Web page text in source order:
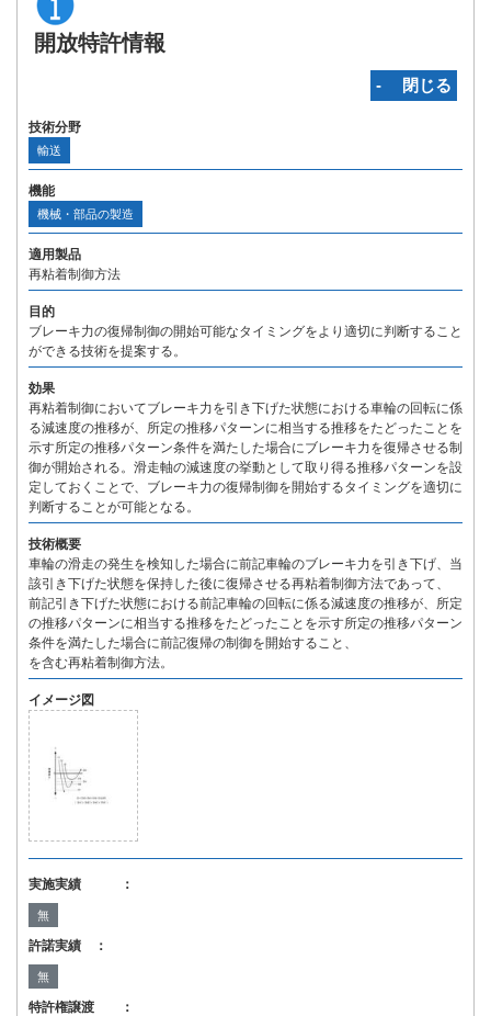
開放特許情報
‐ 閉じる
技術分野
輸送
機能
機械・部品の製造
適用製品
再粘着制御方法
目的
ブレーキ力の復帰制御の開始可能なタイミングをより適切に判断すること
ができる技術を提案する。
効果
再粘着制御においてブレーキ力を引き下げた状態における車輪の回転に係
る減速度の推移が、所定の推移パターンに相当する推移をたどったことを
示す所定の推移パターン条件を満たした場合にブレーキ力を復帰させる制
御が開始される。滑走軸の減速度の挙動として取り得る推移パターンを設
定しておくことで、ブレーキ力の復帰制御を開始するタイミングを適切に
判断することが可能となる。
技術概要
車輪の滑走の発生を検知した場合に前記車輪のブレーキ力を引き下げ、当
該引き下げた状態を保持した後に復帰させる再粘着制御方法であって、
前記引き下げた状態における前記車輪の回転に係る減速度の推移が、所定
の推移パターンに相当する推移をたどったことを示す所定の推移パターン
条件を満たした場合に前記復帰の制御を開始すること、
を含む再粘着制御方法。
イメージ図
実施実績 ：
無
許諾実績 ：
無
特許権譲渡 ：